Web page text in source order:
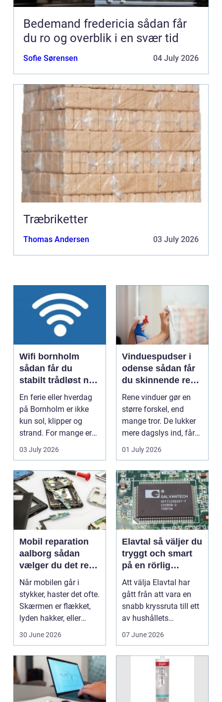
Bedemand fredericia sådan får
du ro og overblik i en svær tid
Sofie Sørensen 04 July 2026
Træbriketter
Thomas Andersen 03 July 2026
Wifi bornholm
sådan får du
stabilt trådløst net
på klippeøen
En ferie eller hverdag
på Bornholm er ikke
kun sol, klipper og
strand. For mange er
en stabil intern...
03 July 2026
Vinduespudser i
odense sådan får
du skinnende rene
ruder året rundt
Rene vinduer gør en
større forskel, end
mange tror. De lukker
mere dagslys ind, får
hjem og erhvervs...
01 July 2026
Mobil reparation
aalborg sådan
vælger du det rette
værksted
Når mobilen går i
stykker, haster det ofte.
Skærmen er flækket,
lyden hakker, eller
batteriet løber ...
30 June 2026
Elavtal så väljer du
tryggt och smart
på en rörlig
elmarknad
Att välja Elavtal har
gått från att vara en
snabb kryssruta till ett
av hushållets
viktigaste ekonom...
07 June 2026